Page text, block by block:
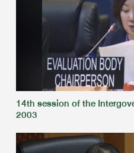
14th session of the
2003